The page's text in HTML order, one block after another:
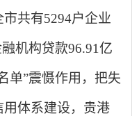
共有5294户企业
机构贷款96.91亿
单”震慑作用，把失
体系建设，贵港